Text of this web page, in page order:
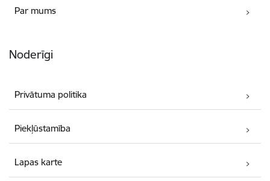
Par mums
Noderīgi
Privātuma politika
Piekļūstamība
Lapas karte